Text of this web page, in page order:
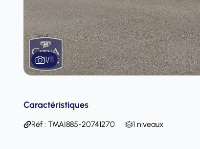
1/11
Caractéristiques
Réf : TMAI885-20741270 1 niveaux